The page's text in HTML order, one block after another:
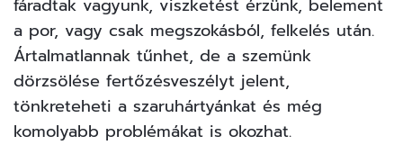
fáradtak vagyunk, viszketést érzünk, belement
a por, vagy csak megszokásból, felkelés után.
Ártalmatlannak tűnhet, de a szemünk
dörzsölése fertőzésveszélyt jelent,
tönkreteheti a szaruhártyánkat és még
komolyabb problémákat is okozhat.